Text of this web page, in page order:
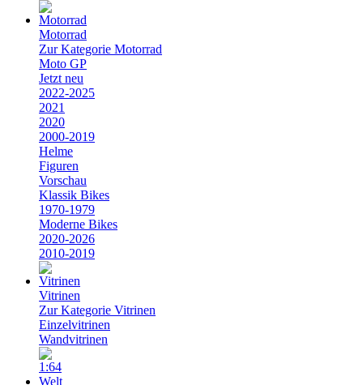
Motorrad
Zur Kategorie Motorrad
Moto GP
Jetzt neu
2022-2025
2021
2020
2000-2019
Helme
Figuren
Vorschau
Klassik Bikes
1970-1979
Moderne Bikes
2020-2026
2010-2019
Vitrinen
Zur Kategorie Vitrinen
Einzelvitrinen
Wandvitrinen